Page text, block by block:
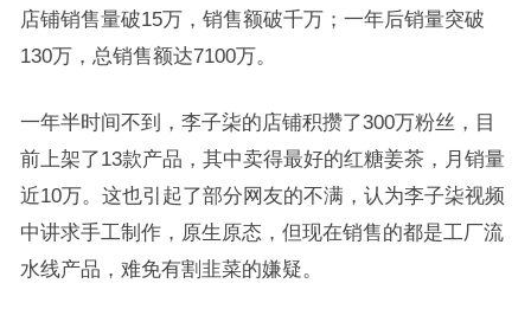
店铺销售量破15万，销售额破千万；一年后销量突破
130万，总销售额达7100万。
一年半时间不到，李子柒的店铺积攒了300万粉丝，目
前上架了13款产品，其中卖得最好的红糖姜茶，月销量
近10万。这也引起了部分网友的不满，认为李子柒视频
中讲求手工制作，原生原态，但现在销售的都是工厂流
水线产品，难免有割韭菜的嫌疑。